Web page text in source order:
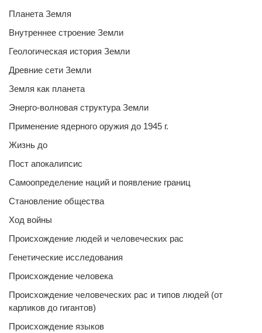
Планета Земля
Внутреннее строение Земли
Геологическая история Земли
Древние сети Земли
Земля как планета
Энерго-волновая структура Земли
Применение ядерного оружия до 1945 г.
Жизнь до
Пост апокалипсис
Самоопределение наций и появление границ
Становление общества
Ход войны
Происхождение людей и человеческих рас
Генетические исследования
Происхождение человека
Происхождение человеческих рас и типов людей (от
карликов до гигантов)
Происхождение языков